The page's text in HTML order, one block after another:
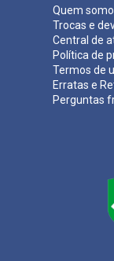
Quem
Trocas e
Central de
Política de
Termos de
Erratas e
Perguntas